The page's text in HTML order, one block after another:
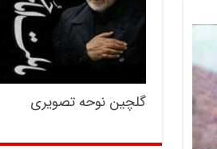
گلچین نوحه تصویری